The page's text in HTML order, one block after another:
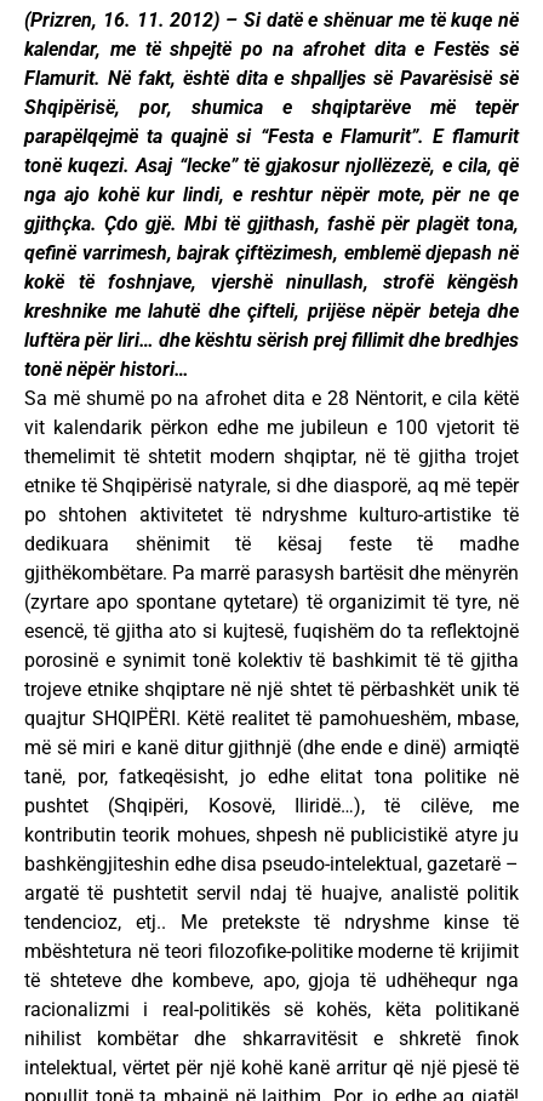
(Prizren, 16. 11. 2012) – Si datë e shënuar me të kuqe në
kalendar, me të shpejtë po na afrohet dita e Festës së
Flamurit. Në fakt, është dita e shpalljes së Pavarësisë së
Shqipërisë, por, shumica e shqiptarëve më tepër
parapëlqejmë ta quajnë si “Festa e Flamurit”. E flamurit
tonë kuqezi. Asaj “lecke” të gjakosur njollëzezë, e cila, që
nga ajo kohë kur lindi, e reshtur nëpër mote, për ne qe
gjithçka. Çdo gjë. Mbi të gjithash, fashë për plagët tona,
qefinë varrimesh, bajrak çiftëzimesh, emblemë djepash në
kokë të foshnjave, vjershë ninullash, strofë këngësh
kreshnike me lahutë dhe çifteli, prijëse nëpër beteja dhe
luftëra për liri… dhe kështu sërish prej fillimit dhe bredhjes
tonë nëpër histori…
Sa më shumë po na afrohet dita e 28 Nëntorit, e cila këtë
vit kalendarik përkon edhe me jubileun e 100 vjetorit të
themelimit të shtetit modern shqiptar, në të gjitha trojet
etnike të Shqipërisë natyrale, si dhe diasporë, aq më tepër
po shtohen aktivitetet të ndryshme kulturo-artistike të
dedikuara shënimit të kësaj feste të madhe
gjithëkombëtare. Pa marrë parasysh bartësit dhe mënyrën
(zyrtare apo spontane qytetare) të organizimit të tyre, në
esencë, të gjitha ato si kujtesë, fuqishëm do ta reflektojnë
porosinë e synimit tonë kolektiv të bashkimit të të gjitha
trojeve etnike shqiptare në një shtet të përbashkët unik të
quajtur SHQIPËRI. Këtë realitet të pamohueshëm, mbase,
më së miri e kanë ditur gjithnjë (dhe ende e dinë) armiqtë
tanë, por, fatkeqësisht, jo edhe elitat tona politike në
pushtet (Shqipëri, Kosovë, Iliridë…), të cilëve, me
kontributin teorik mohues, shpesh në publicistikë atyre ju
bashkëngjiteshin edhe disa pseudo-intelektual, gazetarë –
argatë të pushtetit servil ndaj të huajve, analistë politik
tendencioz, etj.. Me pretekste të ndryshme kinse të
mbështetura në teori filozofike-politike moderne të krijimit
të shteteve dhe kombeve, apo, gjoja të udhëhequr nga
racionalizmi i real-politikës së kohës, këta politikanë
nihilist kombëtar dhe shkarravitësit e shkretë finok
intelektual, vërtet për një kohë kanë arritur që një pjesë të